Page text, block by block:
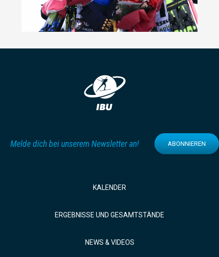
Melde dich bei unserem Newsletter an! ABONNIEREN
KALENDER
ERGEBNISSE UND GESAMTSTÄNDE
NEWS & VIDEOS